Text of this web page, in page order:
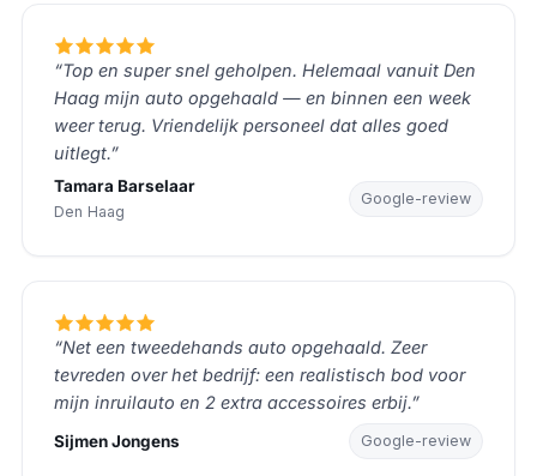
“Top en super snel geholpen. Helemaal vanuit Den
Haag mijn auto opgehaald — en binnen een week
weer terug. Vriendelijk personeel dat alles goed
uitlegt.”
Tamara Barselaar
Den Haag
Google-review
“Net een tweedehands auto opgehaald. Zeer
tevreden over het bedrijf: een realistisch bod voor
mijn inruilauto en 2 extra accessoires erbij.”
Sijmen Jongens Google-review